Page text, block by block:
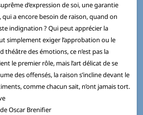
d’expression de soi, une garantie
qui a encore besoin de raison, quand on
indignation ? Qui peut apprécier la
simplement exiger l’approbation ou le
théâtre des émotions, ce n’est pas la
le premier rôle, mais l’art délicat de se
des offensés, la raison s’incline devant le
comme chacun sait, n’ont jamais tort.
Oscar Brenifier